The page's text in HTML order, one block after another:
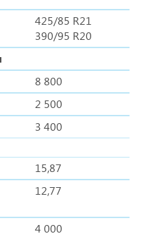
425/85 R21
390/95 R20
8 800
2 500
3 400
15,87
12,77
4 000